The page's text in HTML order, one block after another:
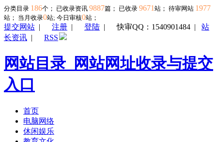
分类目录 186个； 已收录资讯 9887篇； 已收录 9671 站； 待审网站 1977
站； 当月收录0站; 今日审核0站；
提交网站 | 注册 | 登陆 |快审QQ：1540901484 | 站
长资讯 | RSS
网站目录_网站网址收录与提交
入口
首页
电脑网络
休闲娱乐